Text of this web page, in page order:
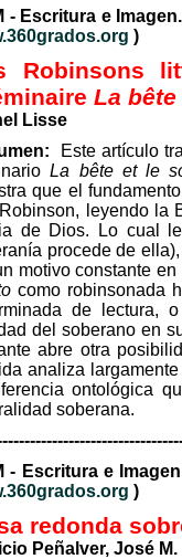
- Escritura e
)
Robinsons
La
Lisse
Este artículo
La bête et le
que el
leyendo la
de Dios. Lo cual
procede de
motivo constante
como robinsonada
de lectura,
del soberano en
abre otra
analiza
ontológica
soberana.
- Escritura e
)
redonda
Peñalver, José